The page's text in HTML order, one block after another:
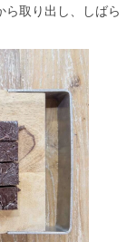
ら取り出し、しばら